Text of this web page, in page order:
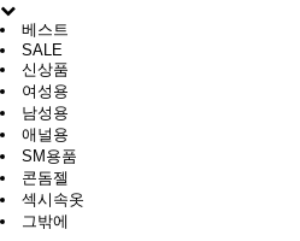
베스트
SALE
신상품
여성용
남성용
애널용
SM용품
콘돔젤
섹시속옷
그밖에